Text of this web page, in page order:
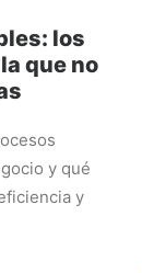
los
que no
y qué
y